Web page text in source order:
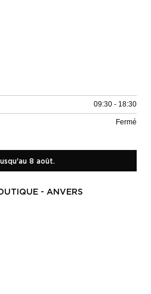
09:30 - 18:30
Fermé
8 août.
- ANVERS